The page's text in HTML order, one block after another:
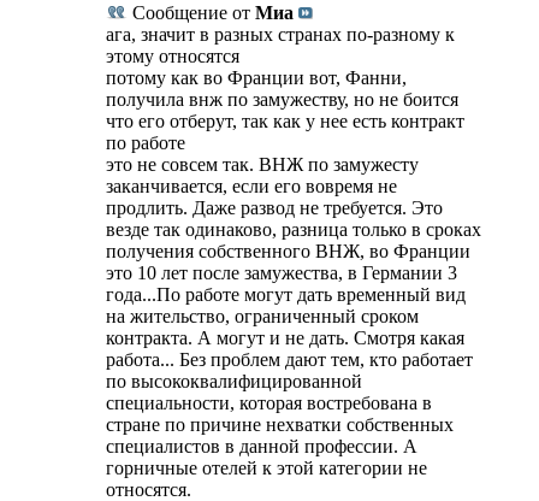
Сообщение от Миа
ага, значит в разных странах по-разному к
этому относятся
потому как во Франции вот, Фанни,
получила внж по замужеству, но не боится
что его отберут, так как у нее есть контракт
по работе
это не совсем так. ВНЖ по замужесту
заканчивается, если его вовремя не
продлить. Даже развод не требуется. Это
везде так одинаково, разница только в сроках
получения собственного ВНЖ, во Франции
это 10 лет после замужества, в Германии 3
года...По работе могут дать временный вид
на жительство, ограниченный сроком
контракта. А могут и не дать. Смотря какая
работа... Без проблем дают тем, кто работает
по высококвалифицированной
специальности, которая востребована в
стране по причине нехватки собственных
специалистов в данной профессии. А
горничные отелей к этой категории не
относятся.